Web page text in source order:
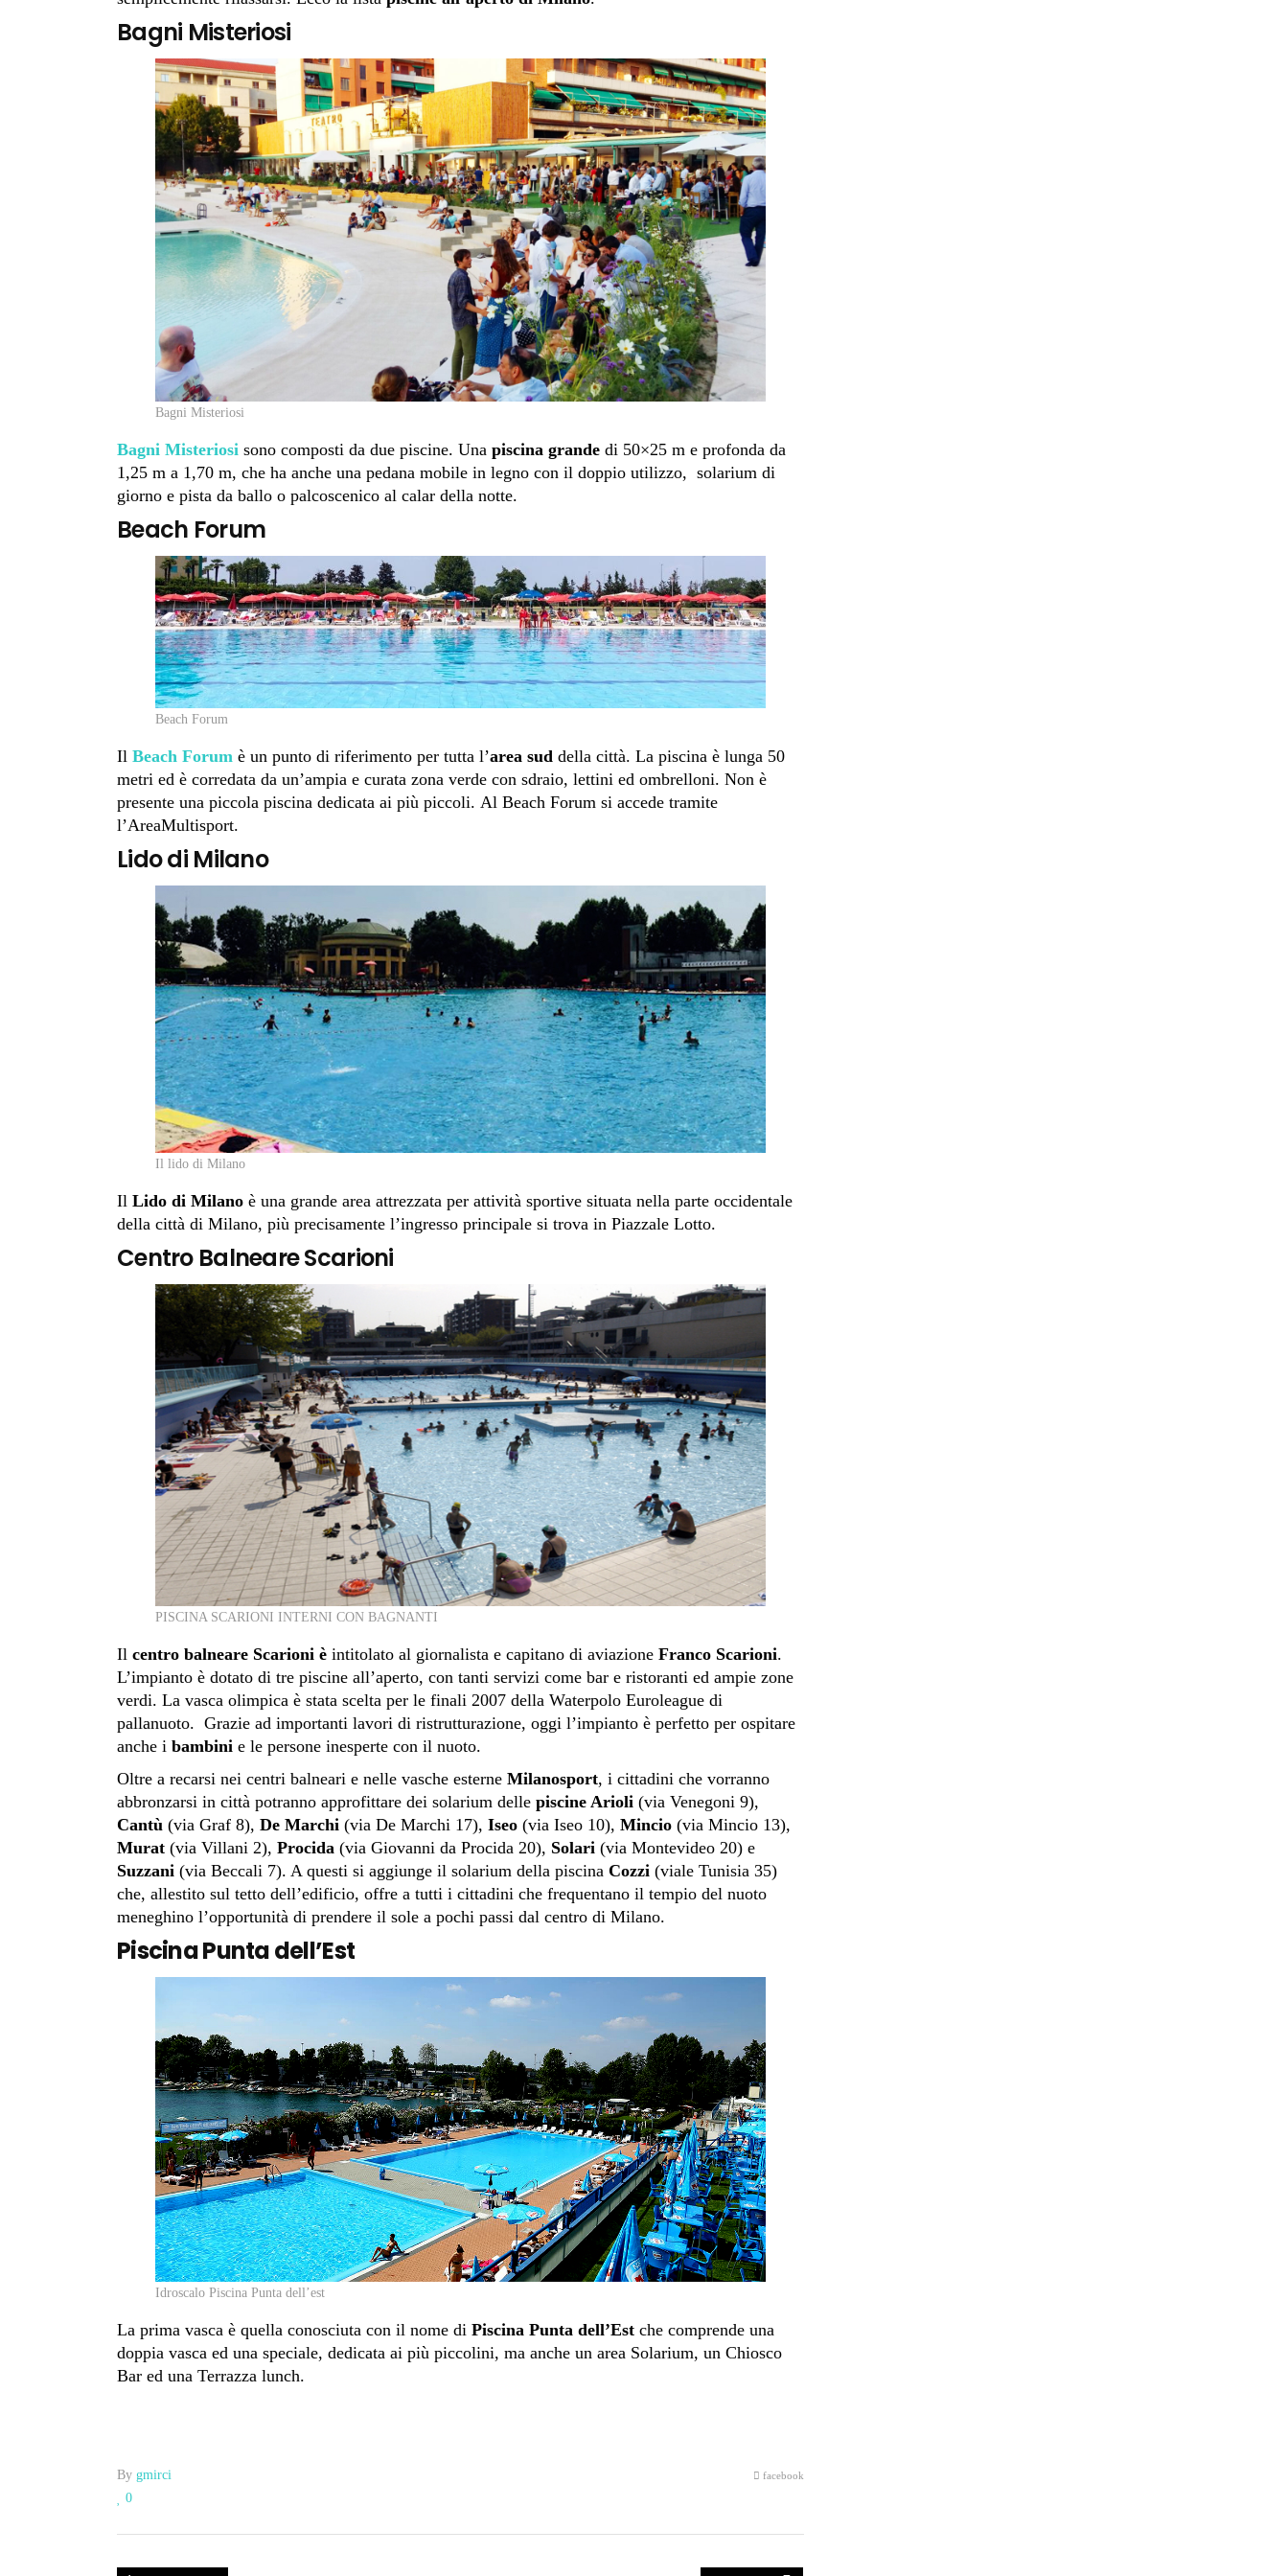
Bagni Misteriosi
Bagni Misteriosi
Bagni Misteriosi sono composti da due piscine. Una piscina grande di 50×25 m e profonda da
1,25 m a 1,70 m, che ha anche una pedana mobile in legno con il doppio utilizzo, solarium di
giorno e pista da ballo o palcoscenico al calar della notte.
Beach Forum
Beach Forum
Il Beach Forum è un punto di riferimento per tutta l’area sud della città. La piscina è lunga 50
metri ed è corredata da un’ampia e curata zona verde con sdraio, lettini ed ombrelloni. Non è
presente una piccola piscina dedicata ai più piccoli. Al Beach Forum si accede tramite
l’AreaMultisport.
Lido di Milano
Il lido di Milano
Il Lido di Milano è una grande area attrezzata per attività sportive situata nella parte occidentale
della città di Milano, più precisamente l’ingresso principale si trova in Piazzale Lotto.
Centro Balneare Scarioni
PISCINA SCARIONI INTERNI CON BAGNANTI
Il centro balneare Scarioni è intitolato al giornalista e capitano di aviazione Franco Scarioni.
L’impianto è dotato di tre piscine all’aperto, con tanti servizi come bar e ristoranti ed ampie zone
verdi. La vasca olimpica è stata scelta per le finali 2007 della Waterpolo Euroleague di
pallanuoto. Grazie ad importanti lavori di ristrutturazione, oggi l’impianto è perfetto per ospitare
anche i bambini e le persone inesperte con il nuoto.
Oltre a recarsi nei centri balneari e nelle vasche esterne Milanosport, i cittadini che vorranno
abbronzarsi in città potranno approfittare dei solarium delle piscine Arioli (via Venegoni 9),
Cantù (via Graf 8), De Marchi (via De Marchi 17), Iseo (via Iseo 10), Mincio (via Mincio 13),
Murat (via Villani 2), Procida (via Giovanni da Procida 20), Solari (via Montevideo 20) e
Suzzani (via Beccali 7). A questi si aggiunge il solarium della piscina Cozzi (viale Tunisia 35)
che, allestito sul tetto dell’edificio, offre a tutti i cittadini che frequentano il tempio del nuoto
meneghino l’opportunità di prendere il sole a pochi passi dal centro di Milano.
Piscina Punta dell’Est
Idroscalo Piscina Punta dell’est
La prima vasca è quella conosciuta con il nome di Piscina Punta dell’Est che comprende una
doppia vasca ed una speciale, dedicata ai più piccolini, ma anche un area Solarium, un Chiosco
Bar ed una Terrazza lunch.
By gmirci
0
facebook